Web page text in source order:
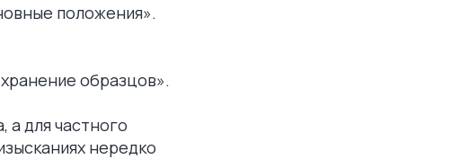
положения».
образцов».
а для частного
нередко